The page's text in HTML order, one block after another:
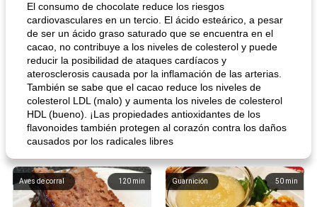
El consumo de chocolate reduce los riesgos
cardiovasculares en un tercio. El ácido esteárico, a pesar
de ser un ácido graso saturado que se encuentra en el
cacao, no contribuye a los niveles de colesterol y puede
reducir la posibilidad de ataques cardíacos y
aterosclerosis causada por la inflamación de las arterias.
También se sabe que el cacao reduce los niveles de
colesterol LDL (malo) y aumenta los niveles de colesterol
HDL (bueno). ¡Las propiedades antioxidantes de los
flavonoides también protegen al corazón contra los daños
causados ​​por los radicales libres
120 min
Aves de corral 50 min
Guarnición